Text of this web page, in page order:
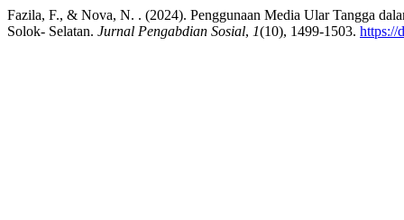
Fazila, F., & Nova, N. . (2024). Penggunaan Media Ular Tangga
Solok- Selatan. Jurnal Pengabdian Sosial, 1(10), 1499-1503. https://